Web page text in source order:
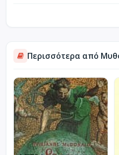
Περισσότερα από